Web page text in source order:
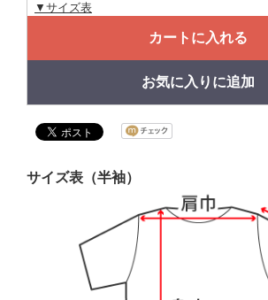
▼サイズ表
カートに入れる
お気に入りに追加
サイズ表（半袖）